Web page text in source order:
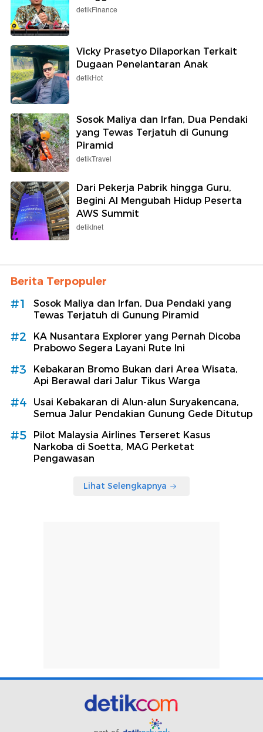
detikFinance
Vicky Prasetyo Dilaporkan Terkait
Dugaan Penelantaran Anak
detikHot
Sosok Maliya dan Irfan, Dua Pendaki
yang Tewas Terjatuh di Gunung
Piramid
detikTravel
Dari Pekerja Pabrik hingga Guru,
Begini AI Mengubah Hidup Peserta
AWS Summit
detikInet
Berita Terpopuler
#1
Sosok Maliya dan Irfan, Dua Pendaki yang
Tewas Terjatuh di Gunung Piramid
#2
KA Nusantara Explorer yang Pernah Dicoba
Prabowo Segera Layani Rute Ini
#3
Kebakaran Bromo Bukan dari Area Wisata,
Api Berawal dari Jalur Tikus Warga
#4
Usai Kebakaran di Alun-alun Suryakencana,
Semua Jalur Pendakian Gunung Gede Ditutup
#5
Pilot Malaysia Airlines Terseret Kasus
Narkoba di Soetta, MAG Perketat
Pengawasan
Lihat Selengkapnya